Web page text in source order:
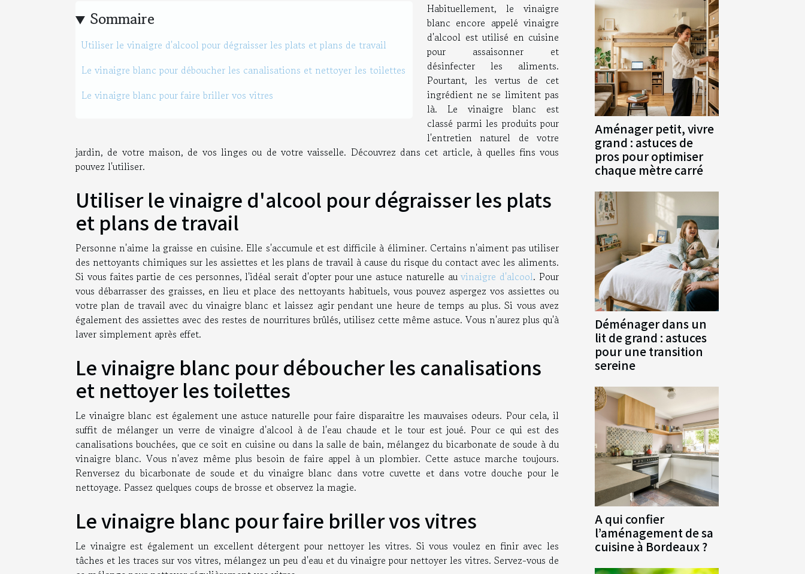
Sommaire
Utiliser le vinaigre d'alcool pour dégraisser les plats et plans de travail
Le vinaigre blanc pour déboucher les canalisations et nettoyer les toilettes
Le vinaigre blanc pour faire briller vos vitres
Habituellement, le vinaigre
blanc encore appelé vinaigre
d'alcool est utilisé en cuisine
pour assaisonner et
désinfecter les aliments.
Pourtant, les vertus de cet
ingrédient ne se limitent pas
là. Le vinaigre blanc est
classé parmi les produits pour
l'entretien naturel de votre
jardin, de votre maison, de vos linges ou de votre vaisselle. Découvrez dans cet article, à quelles fins vous
pouvez l'utiliser.
Utiliser le vinaigre d'alcool pour dégraisser les plats
et plans de travail
Personne n'aime la graisse en cuisine. Elle s'accumule et est difficile à éliminer. Certains n'aiment pas utiliser
des nettoyants chimiques sur les assiettes et les plans de travail à cause du risque du contact avec les aliments.
Si vous faites partie de ces personnes, l'idéal serait d'opter pour une astuce naturelle auvinaigre d'alcool. Pour
vous débarrasser des graisses, en lieu et place des nettoyants habituels, vous pouvez aspergez vos assiettes ou
votre plan de travail avec du vinaigre blanc et laissez agir pendant une heure de temps au plus. Si vous avez
également des assiettes avec des restes de nourritures brûlés, utilisez cette même astuce. Vous n'aurez plus qu'à
laver simplement après effet.
Le vinaigre blanc pour déboucher les canalisations
et nettoyer les toilettes
Le vinaigre blanc est également une astuce naturelle pour faire disparaitre les mauvaises odeurs. Pour cela, il
suffit de mélanger un verre de vinaigre d'alcool à de l'eau chaude et le tour est joué. Pour ce qui est des
canalisations bouchées, que ce soit en cuisine ou dans la salle de bain, mélangez du bicarbonate de soude à du
vinaigre blanc. Vous n'avez même plus besoin de faire appel à un plombier. Cette astuce marche toujours.
Renversez du bicarbonate de soude et du vinaigre blanc dans votre cuvette et dans votre douche pour le
nettoyage. Passez quelques coups de brosse et observez la magie.
Le vinaigre blanc pour faire briller vos vitres
Le vinaigre est également un excellent détergent pour nettoyer les vitres. Si vous voulez en finir avec les
tâches et les traces sur vos vitres, mélangez un peu d'eau et du vinaigre pour nettoyer les vitres. Servez-vous de
Aménager petit, vivre
grand : astuces de
pros pour optimiser
chaque mètre carré
Déménager dans un
lit de grand : astuces
pour une transition
sereine
A qui confier
l’aménagement de sa
cuisine à Bordeaux ?